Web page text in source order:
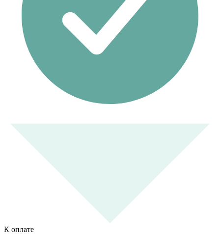
К оплате